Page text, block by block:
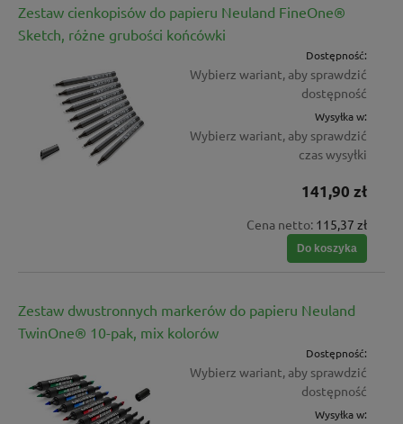
Zestaw cienkopisów do papieru Neuland FineOne®
Sketch, różne grubości końcówki
Dostępność:
Wybierz wariant, aby sprawdzić
dostępność
Wysyłka w:
Wybierz wariant, aby sprawdzić
czas wysyłki
141,90 zł
Cena netto: 115,37 zł
Do koszyka
Zestaw dwustronnych markerów do papieru Neuland
TwinOne® 10-pak, mix kolorów
Dostępność:
Wybierz wariant, aby sprawdzić
dostępność
Wysyłka w: